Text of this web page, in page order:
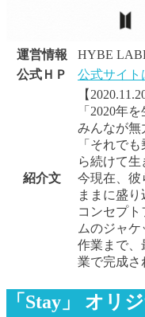
運営情報
HYBE
公式ＨＰ
公式サイト
紹介文
【
「2020年
みんなが無
「それで
ら続けて生
今現在、彼
ままに盛り
コンセプ
ムのジャ
作業まで、
業で完成さ
「Stay」 オリ